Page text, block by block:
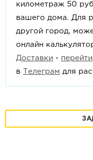
километраж 50
вашего дома. Для
другой город,
онлайн
Доставки - перейти
в Телеграм для